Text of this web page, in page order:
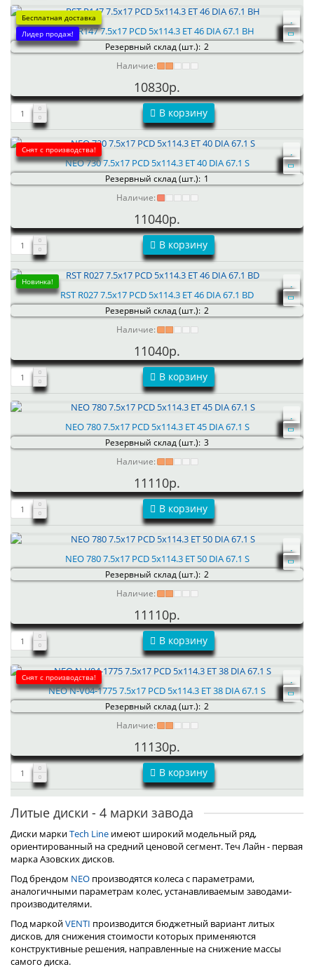
Бесплатная доставка
Лидер продаж!RST R147 7.5x17 PCD 5x114.3 ET 46 DIA 67.1 BH
Резервный склад (шт.): 2
Наличие:
10830р.
В корзину
Снят с производства!
NEO 730 7.5x17 PCD 5x114.3 ET 40 DIA 67.1 S
Резервный склад (шт.): 1
Наличие:
11040р.
В корзину
Новинка!
RST R027 7.5x17 PCD 5x114.3 ET 46 DIA 67.1 BD
Резервный склад (шт.): 2
Наличие:
11040р.
В корзину
NEO 780 7.5x17 PCD 5x114.3 ET 45 DIA 67.1 S
Резервный склад (шт.): 3
Наличие:
11110р.
В корзину
NEO 780 7.5x17 PCD 5x114.3 ET 50 DIA 67.1 S
Резервный склад (шт.): 2
Наличие:
11110р.
В корзину
Снят с производства!
NEO N-V04-1775 7.5x17 PCD 5x114.3 ET 38 DIA 67.1 S
Резервный склад (шт.): 2
Наличие:
11130р.
В корзину
Литые диски - 4 марки завода
Диски маркиTech Line имеют широкий модельный ряд,
ориентированный на средний ценовой сегмент. Теч Лайн - первая
марка Азовских дисков.
Под брендом NEO производятся колеса с параметрами,
аналогичными параметрам колес, устанавливаемым заводами-
производителями.
Под маркойVENTI производится бюджетный вариант литых
дисков, для снижения стоимости которых применяются
конструктивные решения, направленные на снижение массы
самого диска.